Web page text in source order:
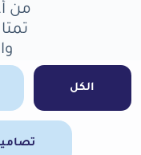
من
الكل